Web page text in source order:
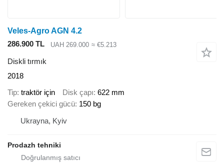
Veles-Agro AGN 4.2
286.900 TL
UAH 269.000 ≈ €5.213
Diskli tırmık
2018
Tip traktör için Disk çapı 622 mm
Gereken çekici gücü 150 bg
Ukrayna, Kyiv
Prodazh tehniki